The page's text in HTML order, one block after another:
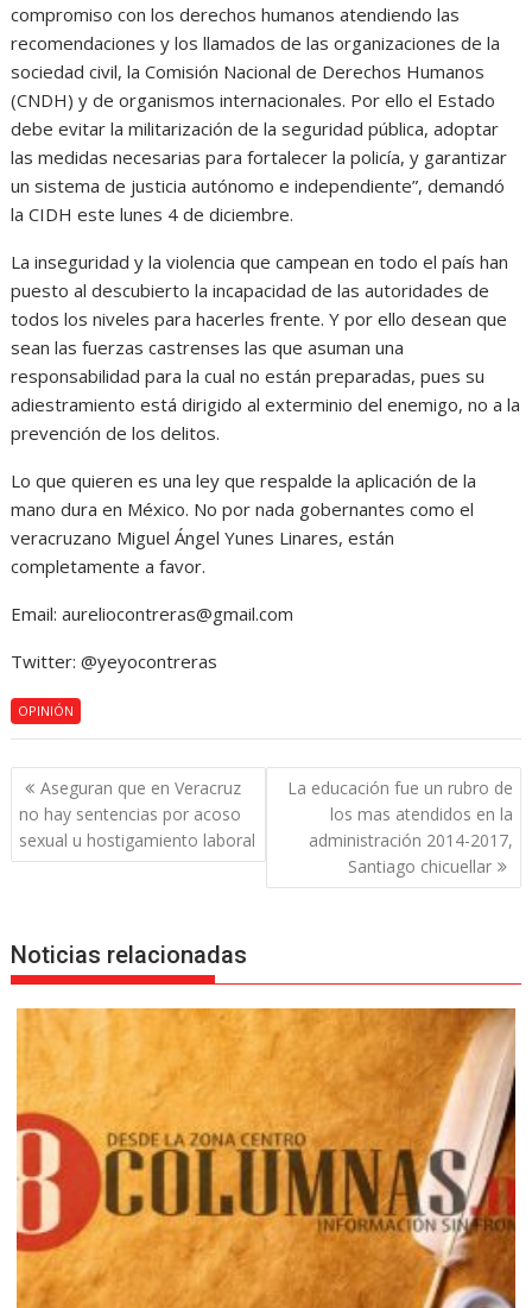
compromiso con los derechos humanos atendiendo las
recomendaciones y los llamados de las organizaciones de la
sociedad civil, la Comisión Nacional de Derechos Humanos
(CNDH) y de organismos internacionales. Por ello el Estado
debe evitar la militarización de la seguridad pública, adoptar
las medidas necesarias para fortalecer la policía, y garantizar
un sistema de justicia autónomo e independiente”, demandó
la CIDH este lunes 4 de diciembre.
La inseguridad y la violencia que campean en todo el país han
puesto al descubierto la incapacidad de las autoridades de
todos los niveles para hacerles frente. Y por ello desean que
sean las fuerzas castrenses las que asuman una
responsabilidad para la cual no están preparadas, pues su
adiestramiento está dirigido al exterminio del enemigo, no a la
prevención de los delitos.
Lo que quieren es una ley que respalde la aplicación de la
mano dura en México. No por nada gobernantes como el
veracruzano Miguel Ángel Yunes Linares, están
completamente a favor.
Email: aureliocontreras@gmail.com
Twitter: @yeyocontreras
OPINIÓN
Navegación
de
entradas
Aseguran que en Veracruz
no hay sentencias por acoso
sexual u hostigamiento laboral
La educación fue un rubro de
los mas atendidos en la
administración 2014-2017,
Santiago chicuellar
Noticias relacionadas